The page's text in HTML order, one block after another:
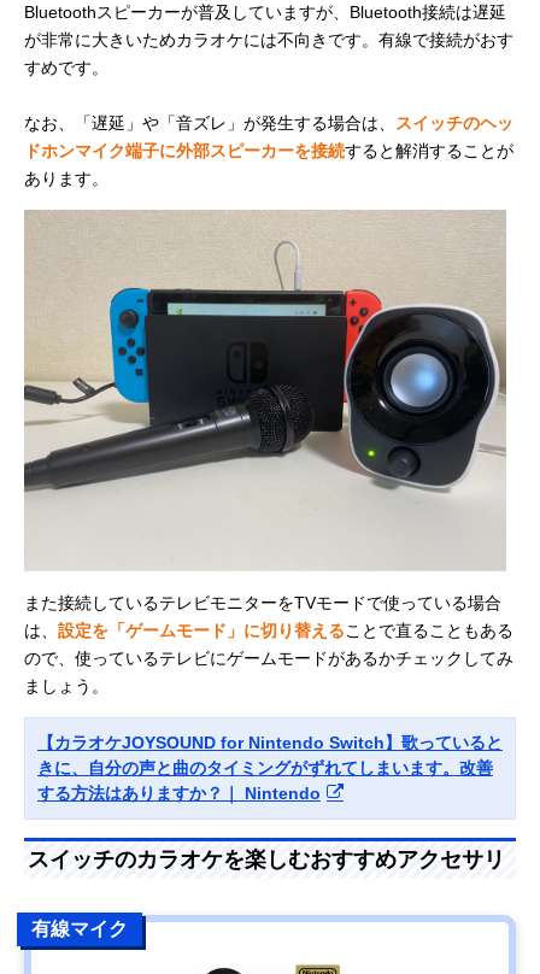
Bluetoothスピーカーが普及していますが、Bluetooth接続は遅延
が非常に大きいためカラオケには不向きです。有線で接続がおす
すめです。
なお、「遅延」や「音ズレ」が発生する場合は、
スイッチのヘッ
ドホンマイク端子に外部スピーカーを接続すると解消することが
あります。
また接続しているテレビモニターをTVモードで使っている場合
は、 設定を「ゲームモード」に切り替えることで直ることもある
ので、使っているテレビにゲームモードがあるかチェックしてみ
ましょう。
【カラオケJOYSOUND for Nintendo Switch】歌っていると
きに、自分の声と曲のタイミングがずれてしまいます。改善
する方法はありますか？｜ Nintendo
スイッチのカラオケを楽しむおすすめアクセサリ
有線マイク